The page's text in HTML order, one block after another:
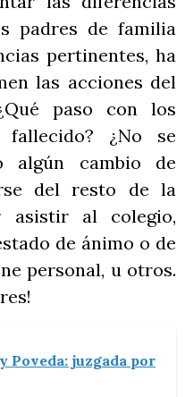
padres de familia
pertinentes, ha
las acciones del
paso con los
fallecido? ¿No se
algún cambio de
del resto de la
asistir al colegio,
de ánimo o de
personal, u otros.
Poveda: juzgada por